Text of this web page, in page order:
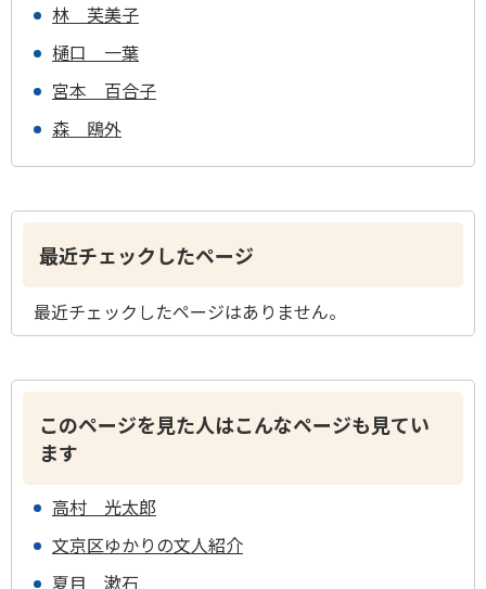
林 芙美子
樋口 一葉
宮本 百合子
森 鴎外
最近チェックしたページ
最近チェックしたページはありません。
このページを見た人はこんなページも見てい
ます
高村 光太郎
文京区ゆかりの文人紹介
夏目 漱石